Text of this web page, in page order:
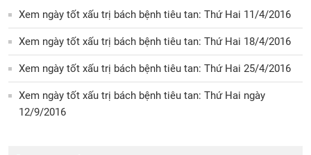
Xem ngày tốt xấu trị bách bệnh tiêu tan: Thứ Hai 11/4/2016
Xem ngày tốt xấu trị bách bệnh tiêu tan: Thứ Hai 18/4/2016
Xem ngày tốt xấu trị bách bệnh tiêu tan: Thứ Hai 25/4/2016
Xem ngày tốt xấu trị bách bệnh tiêu tan: Thứ Hai ngày
12/9/2016